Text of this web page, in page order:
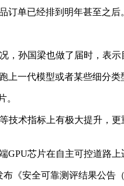
订单已经排到明年甚至之后
孙国梁也做了届时，表
一代模型或者某些细分类
。
技术指标上有极大提升
芯片在自主可控道路上
《安全可靠测评结果公告